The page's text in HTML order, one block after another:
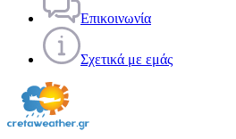
Επικοινωνία
Σχετικά με εμάς